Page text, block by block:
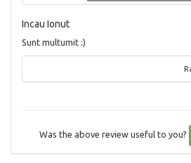
Incau Ionut
Sunt multumit :)
Was the above review useful to you?